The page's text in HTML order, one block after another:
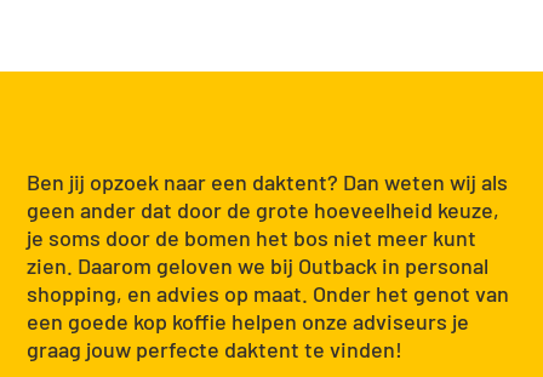
Ben jij opzoek naar een daktent? Dan weten wij als
geen ander dat door de grote hoeveelheid keuze,
je soms door de bomen het bos niet meer kunt
zien. Daarom geloven we bij Outback in personal
shopping, en advies op maat. Onder het genot van
een goede kop koffie helpen onze adviseurs je
graag jouw perfecte daktent te vinden!